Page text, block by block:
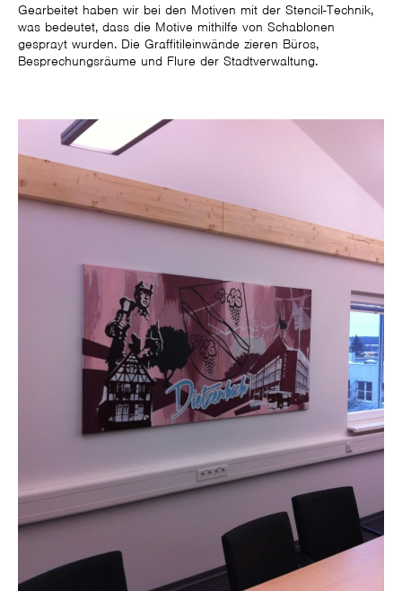
Gearbeitet haben wir bei den Motiven mit der Stencil-Technik,
was bedeutet, dass die Motive mithilfe von Schablonen
gesprayt wurden. Die Graffitileinwände zieren Büros,
Besprechungsräume und Flure der Stadtverwaltung.